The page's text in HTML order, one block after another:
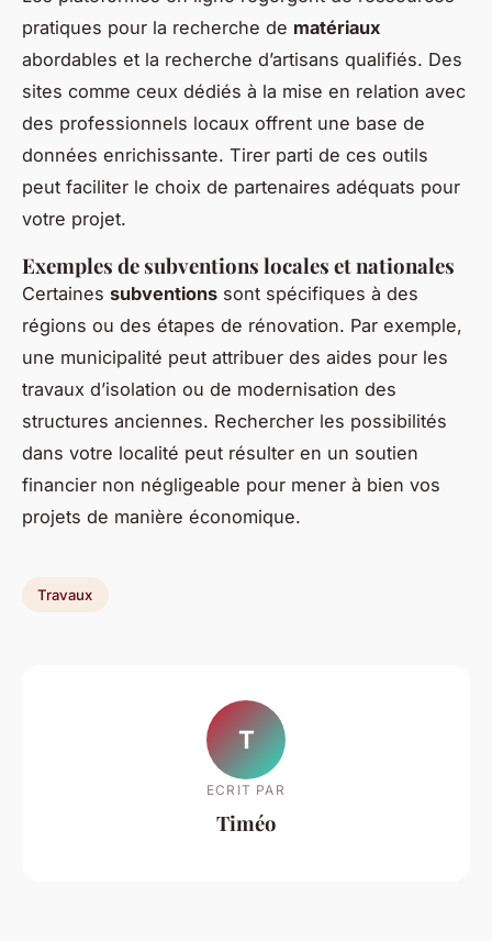
pratiques pour la recherche de matériaux
abordables et la recherche d’artisans qualifiés. Des
sites comme ceux dédiés à la mise en relation avec
des professionnels locaux offrent une base de
données enrichissante. Tirer parti de ces outils
peut faciliter le choix de partenaires adéquats pour
votre projet.
Exemples de subventions locales et nationales
Certaines subventions sont spécifiques à des
régions ou des étapes de rénovation. Par exemple,
une municipalité peut attribuer des aides pour les
travaux d’isolation ou de modernisation des
structures anciennes. Rechercher les possibilités
dans votre localité peut résulter en un soutien
financier non négligeable pour mener à bien vos
projets de manière économique.
Travaux
T
ECRIT PAR
Timéo